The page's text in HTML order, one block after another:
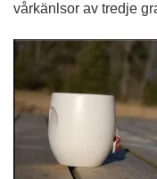
vårkänlsor av tredje